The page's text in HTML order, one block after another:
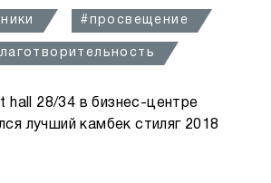
#просвещение
hall 28/34 в бизнес-центре
лучший камбек стиляг 2018